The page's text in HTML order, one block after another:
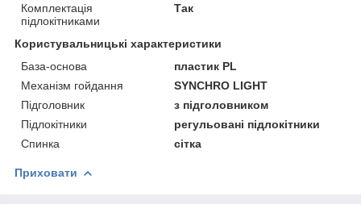
Комплектація
підлокітниками
Так
Користувальницькі характеристики
База-основа
пластик PL
Механізм гойдання
SYNCHRO LIGHT
Підголовник
з підголовником
Підлокітники
регульовані підлокітники
Спинка
сітка
Приховати